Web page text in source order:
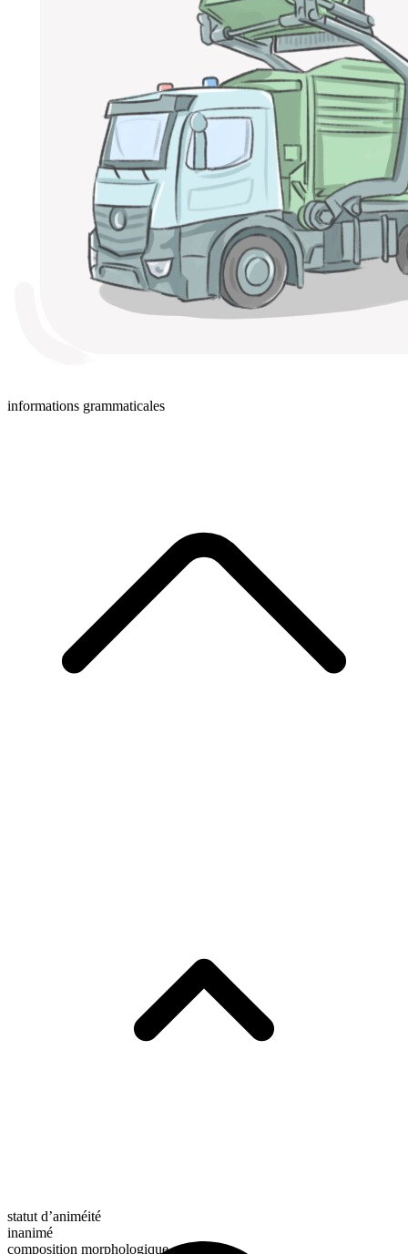
informations grammaticales
statut d’animéité
inanimé
composition morphologique